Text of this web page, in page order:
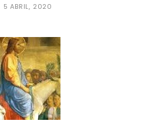
5 ABRIL, 2020